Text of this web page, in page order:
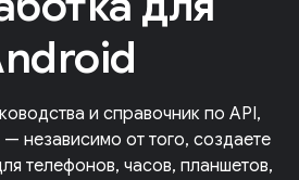
и справочник по API,
независимо от того, создаете
телефонов, часов, планшетов,